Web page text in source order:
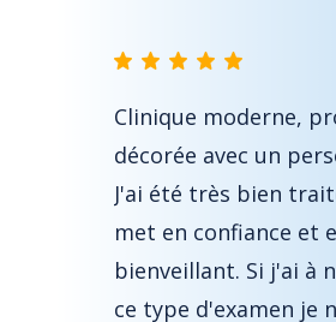
Clinique moderne,
décorée avec un
J'ai été très bien
met en confiance et
bienveillant. Si j'ai à
ce type d'examen je